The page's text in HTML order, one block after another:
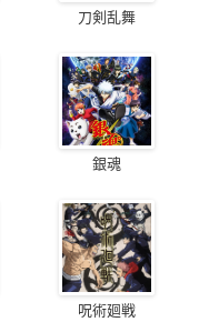
刀剣乱舞
銀魂
呪術廻戦